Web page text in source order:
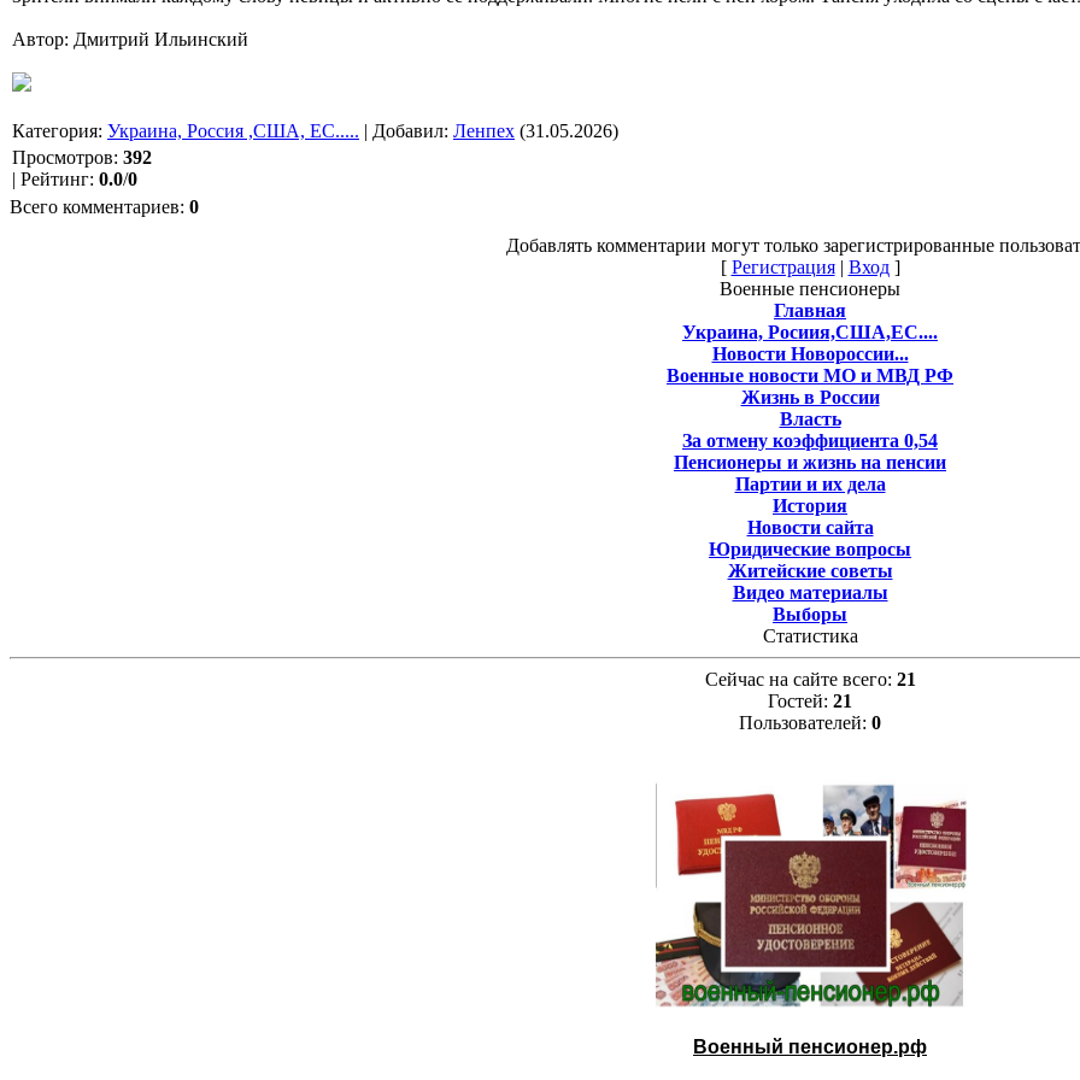
Автор: Дмитрий Ильинский
Категория: Украина, Россия ,США, ЕС..... | Добавил: Ленпех (31.05.2026)
Просмотров: 392
| Рейтинг: 0.0/0
Всего комментариев: 0
Добавлять комментарии могут только зарегистрированные
[ Регистрация| Вход]
Военные пенсионеры
Главная
Украина, Росиия,США,ЕС....
Новости Новороссии...
Военные новости МО и МВД РФ
Жизнь в России
Власть
За отмену коэффициента 0,54
Пенсионеры и жизнь на пенсии
Партии и их дела
История
Новости сайта
Юридические вопросы
Житейские советы
Видео материалы
Выборы
Статистика
Сейчас на сайте всего: 21
Гостей: 21
Пользователей: 0
Военный пенсионер.рф